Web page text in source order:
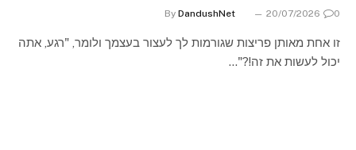
By DandushNet 20/07/2026 0
זו אחת מאותן פריצות שגורמות לך לעצור בעצמך ולומר, "רגע, אתה
יכול לעשות את זה!?"…